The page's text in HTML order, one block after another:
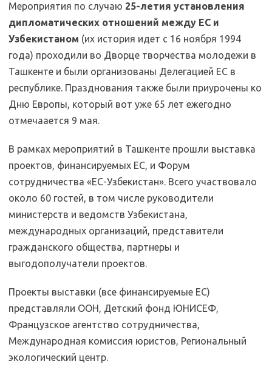
Мероприятия по случаю 25-летия установления
дипломатических отношений между ЕС и
Узбекистаном (их история идет с 16 ноября 1994
года) проходили во Дворце творчества молодежи в
Ташкенте и были организованы Делегацией ЕС в
республике. Празднования также были приурочены ко
Дню Европы, который вот уже 65 лет ежегодно
отмечаается 9 мая.
В рамках мероприятий в Ташкенте прошли выставка
проектов, финансируемых ЕС, и Форум
сотрудничества «ЕС-Узбекистан». Всего участвовало
около 60 гостей, в том числе руководители
министерств и ведомств Узбекистана,
международных организаций, представители
гражданского общества, партнеры и
выгодополучатели проектов.
Проекты выставки (все финансируемые ЕС)
представляли ООН, Детский фонд ЮНИСЕФ,
Французское агентство сотрудничества,
Международная комиссия юристов, Региональный
экологический центр.